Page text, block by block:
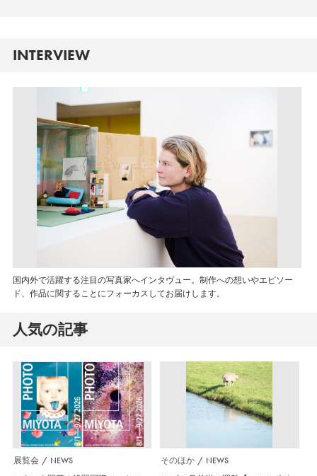
INTERVIEW
国内外で活躍する注目の写真家へインタヴュー。制作への想いやエピソー
ド、作品に関することにフォーカスしてお届けします。
人気の記事
展覧会 NEWS そのほか NEWS